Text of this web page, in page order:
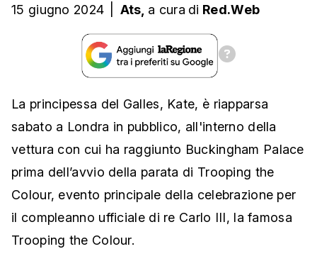
15 giugno 2024 Ats, a cura di Red.Web
La principessa del Galles, Kate, è riapparsa
sabato a Londra in pubblico, all'interno della
vettura con cui ha raggiunto Buckingham Palace
prima dell’avvio della parata di Trooping the
Colour, evento principale della celebrazione per
il compleanno ufficiale di re Carlo III, la famosa
Trooping the Colour.